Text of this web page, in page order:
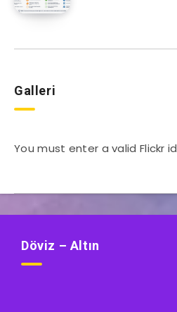
Galleri
You must enter a valid Flickr id
Döviz – Altın